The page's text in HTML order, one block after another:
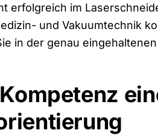
erfolgreich im
und Vakuumtechnik
in der genau